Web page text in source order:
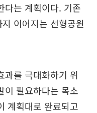
다는 계획이다. 기존
이어지는 선형공원
과를 극대화하기 위
이 필요하다는 목소
계획대로 완료되고